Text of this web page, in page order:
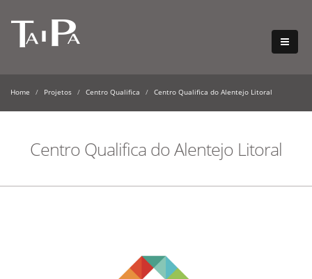
Home Projetos Centro Qualifica Centro Qualifica do Alentejo Litoral
Centro Qualifica do Alentejo Litoral